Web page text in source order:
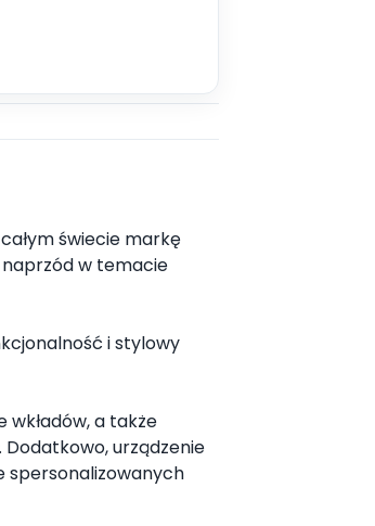
świecie markę
naprzód w temacie
i stylowy
a także
urządzenie
spersonalizowanych